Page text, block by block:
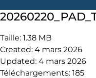
Taille: 1.38 MB
Created: 4 mars 2026
Updated: 4 mars 2026
Téléchargements: 185